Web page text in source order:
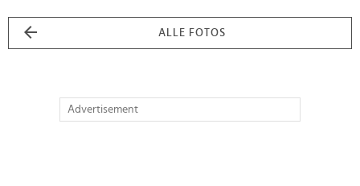
ALLE FOTOS
Advertisement